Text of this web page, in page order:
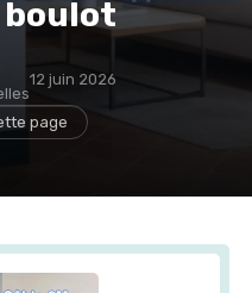
boulot
12 juin 2026
page